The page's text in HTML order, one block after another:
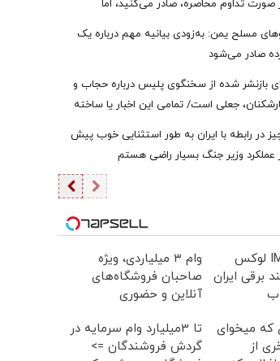
تداوم محاصره، صادر می‌کنید، اما
انجام دهید
مسلح یمن: به‌زودی بیانیه مهم درباره یک
صادر می‌شود
بازنشر شده از سخنگوی پلیس درباره حجاب و
جعلی است/ تمامی این اخبار یا ساخته
چیز در رابطه با ایران به طور استثنایی خوب پیش
عملکرد وزیر جنگ بسیار راضی هستم
بازدید از IM LS7 لوکس
برقی ایران
وام ۳ میلیاردی، ویژه
صاحبان فروشگاه‌های
آنلاین و حضوری
که میخوای
از
تا 3میلیارد وام سرمایه در
گردش فروشندگان =>